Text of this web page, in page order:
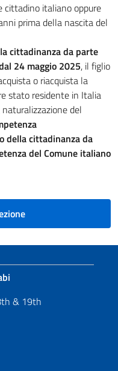
cittadino italiano oppure
prima della nascita del
cittadinanza da parte
24 maggio 2025, il figlio
o riacquista la
stato residente in Italia
del
della cittadinanza da
del Comune italiano
& 19th